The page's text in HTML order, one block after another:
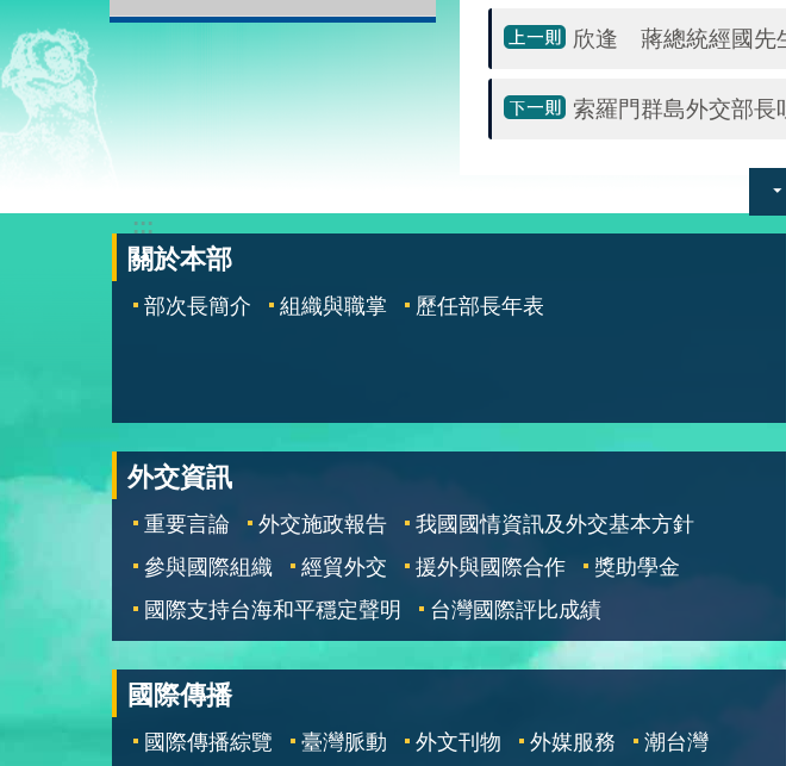
欣逢 蔣總統經國先
索羅門群島外交部長
:::
關於本部
部次長簡介 組織與職掌 歷任部長年表
外交資訊
重要言論 外交施政報告
我國國情資訊及外交基本方針
參與國際組織
經貿外交 援外與國際合作
獎助學金
國際支持台海和平穩定聲明
台灣國際評比成績
國際傳播
國際傳播綜覽 臺灣脈動 外文刊物 外媒服務 潮台灣